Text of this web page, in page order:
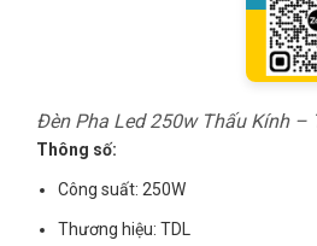
Đèn Pha Led 250w Thấu Kính –
Thông số:
Công suất: 250W
Thương hiệu: TDL